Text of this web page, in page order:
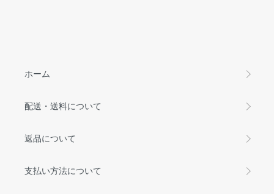
ホーム
配送・送料について
返品について
支払い方法について